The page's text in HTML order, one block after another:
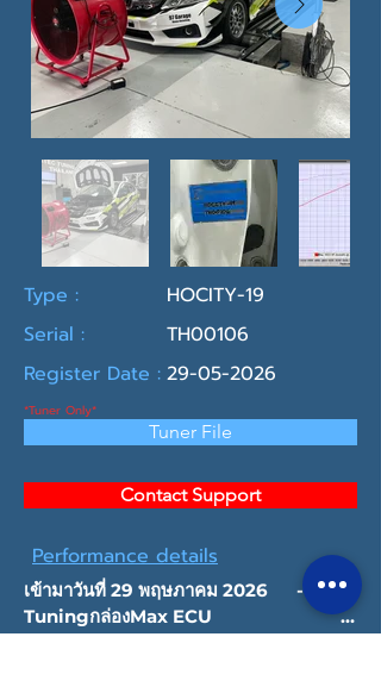
Type :
HOCITY-19
Serial :
TH00106
Register Date : 29-05-2026
*Tuner Only*
Tuner File
Contact Support
Performance details
เข้ามาวันที่ 29 พฤษภาคม 2026      -
Tuningกล่องMax ECU